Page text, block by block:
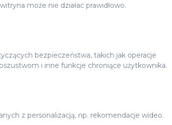
może nie działać prawidłowo.
bezpieczeństwa, takich jak operacje
i inne funkcje chroniące użytkownika.
z personalizacją, np. rekomendacje wideo.